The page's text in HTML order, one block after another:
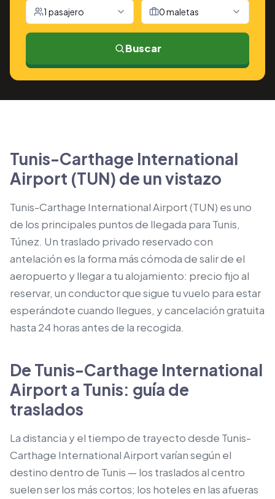
1 pasajero 0 maletas
Buscar
Tunis-Carthage International
Airport (TUN) de un vistazo
Tunis-Carthage International Airport (TUN) es uno
de los principales puntos de llegada para Tunis,
Túnez. Un traslado privado reservado con
antelación es la forma más cómoda de salir de el
aeropuerto y llegar a tu alojamiento: precio fijo al
reservar, un conductor que sigue tu vuelo para estar
esperándote cuando llegues, y cancelación gratuita
hasta 24 horas antes de la recogida.
De Tunis-Carthage International
Airport a Tunis: guía de
traslados
La distancia y el tiempo de trayecto desde Tunis-
Carthage International Airport varían según el
destino dentro de Tunis — los traslados al centro
suelen ser los más cortos; los hoteles en las afueras